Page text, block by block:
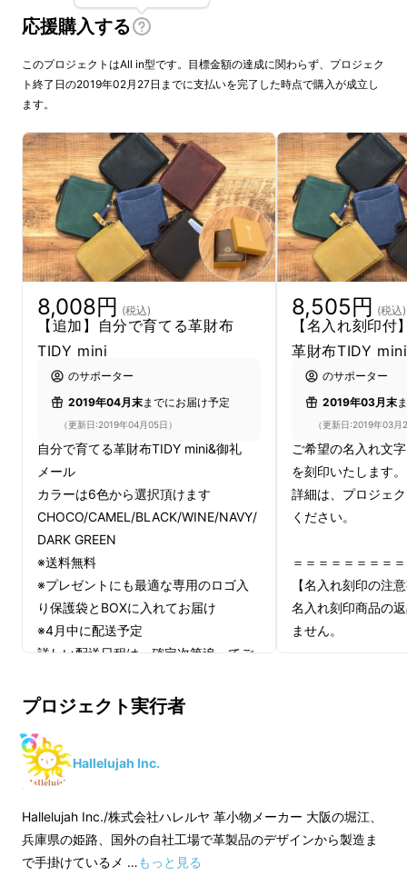
TIDYminiを開発するにあたり、 TIDYと
応援購入する
このプロジェクトはAll in型です。目標金額の達成に関わらず、プロジェク
ト終了日の2019年02月27日までに支払いを完了した時点で購入が成立し
ます。
8,008円 (税込)
【追加】自分で育てる革財布
TIDY mini
のサポーター
2019年04月末までにお届け予定
（更新日:2019年04月05日）
自分で育てる革財布TIDY mini&御礼
メール
カラーは6色から選択頂けます
CHOCO/CAMEL/BLACK/WINE/NAVY/
DARK GREEN
※送料無料
※プレゼントにも最適な専用のロゴ入
り保護袋とBOXに入れてお届け
※4月中に配送予定
詳しい配送日程は、確定次第追ってご
※配送はメール便
8,505円 (税込)
【名入れ刻印
革財布TIDY mini
のサポーター
2019年03月末
（更新日:2019年03月
ご希望の名入れ文
を刻印いたします。
詳細は、プロジェ
ください。
＝＝＝＝＝＝＝＝
【名入れ刻印の注
名入れ刻印商品の
ません。
※送料無料
プロジェクト実行者
Hallelujah Inc.
Hallelujah Inc./株式会社ハレルヤ 革小物メーカー 大阪の堀江、
兵庫県の姫路、国外の自社工場で革製品のデザインから製造ま
で手掛けているメ …もっと見る